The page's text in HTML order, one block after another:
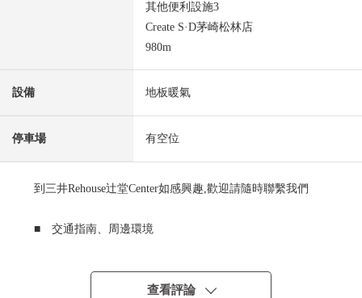
其他便利設施3
Create S·D茅崎松林店
980m
設備 地板暖氣
停車場 有空位
到三井Rehouse辻堂Center如感興趣,歡迎請隨時聯繫我們
■ 交通指南、周邊環境
○ JR東海道線"辻堂"車站步行22分鐘
或者"辻堂"車站公共汽車6分"菱沼1丁目"停歩5分
查看評論